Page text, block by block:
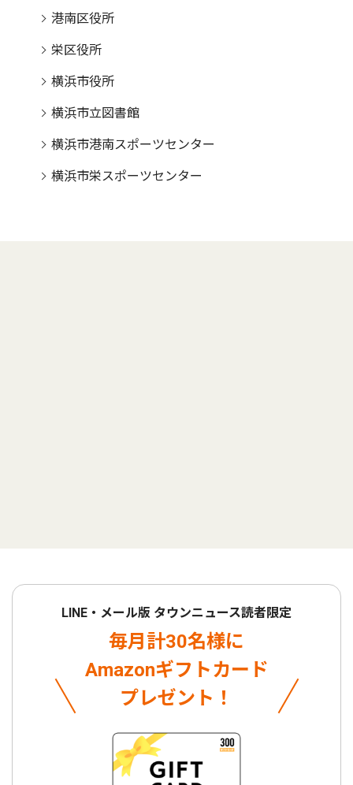
港南区役所
栄区役所
横浜市役所
横浜市立図書館
横浜市港南スポーツセンター
横浜市栄スポーツセンター
LINE・メール版 タウンニュース読者限定
毎月計30名様に
Amazonギフトカード
プレゼント！